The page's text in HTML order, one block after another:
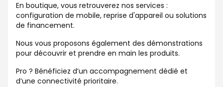
En boutique, vous retrouverez nos services :
configuration de mobile, reprise d'appareil ou solutions
de financement.
Nous vous proposons également des démonstrations
pour découvrir et prendre en main les produits.
Pro ? Bénéficiez d’un accompagnement dédié et
d’une connectivité prioritaire.